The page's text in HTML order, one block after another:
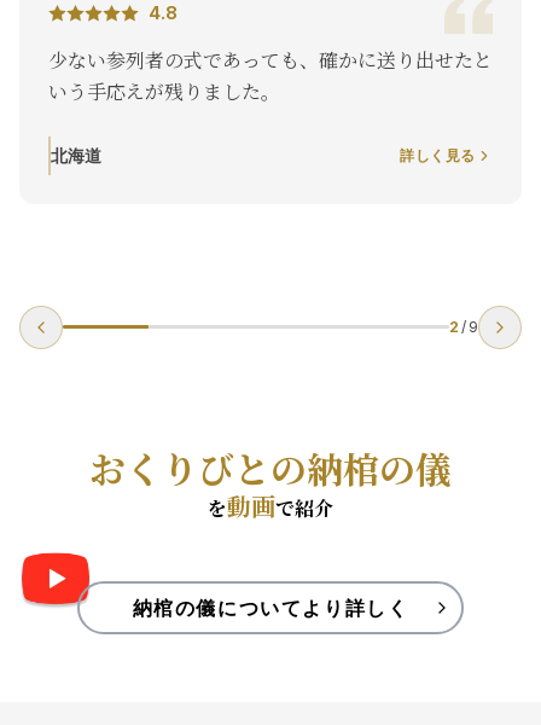
4.8
少ない参列者の式であっても、確かに送り出せたと
いう手応えが残りました。
北海道 詳しく見る
2 / 9
おくりびとの納棺の儀
を動画で紹介
納棺の儀についてより詳しく